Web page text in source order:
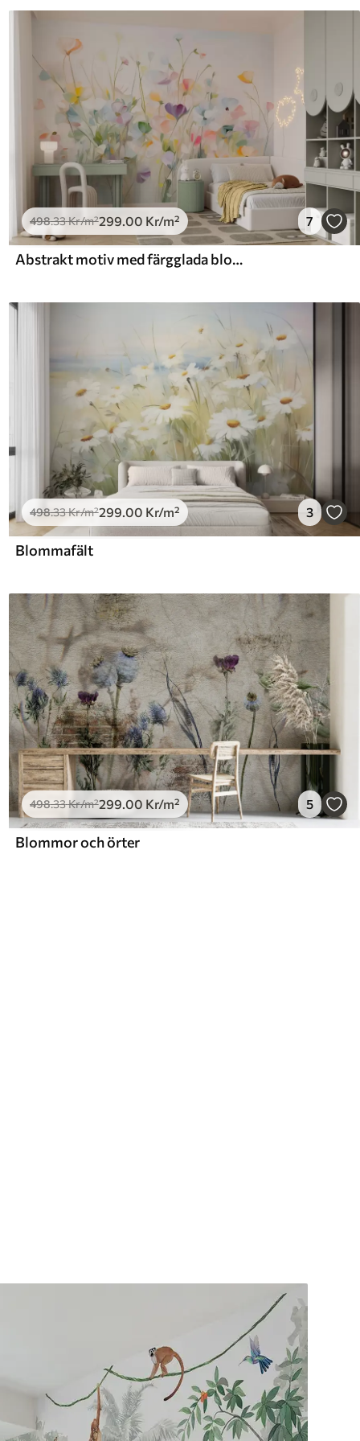
498.33Kr/m²299 .00 Kr/m² 7
Abstrakt motiv med färgglada blommor med långa stjälkar och gröna blad, texturerat, pastellfärgat, ljusa färger
498.33Kr/m²299.00 Kr/m² 3
Blommafält
498.33Kr/m²299 .00 Kr/m² 5
Blommor och örter